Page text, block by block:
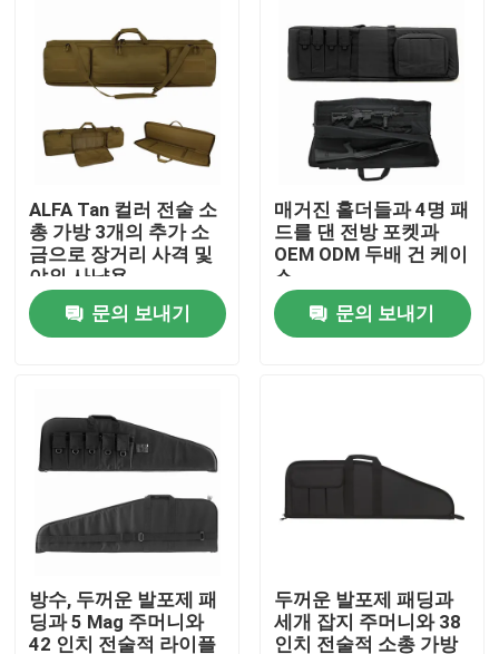
집
제품
우리 에 관한 것
ALFA Tan 컬러 전술 소
총 가방 3개의 추가 소
금으로 장거리 사격 및
야외 사냥용
문의 보내기
매거진 홀더들과 4명 패
드를 댄 전방 포켓과
OEM ODM 두배 건 케이
스
문의 보내기
방수, 두꺼운 발포제 패
딩과 5 Mag 주머니와
42 인치 전술적 라이플
두꺼운 발포제 패딩과
세개 잡지 주머니와 38
인치 전술적 소총 가방